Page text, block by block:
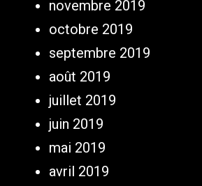
novembre 2019
octobre 2019
septembre 2019
août 2019
juillet 2019
juin 2019
mai 2019
avril 2019